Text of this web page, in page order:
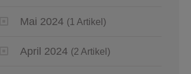
Mai 2024 (1 Artikel)
April 2024 (2 Artikel)